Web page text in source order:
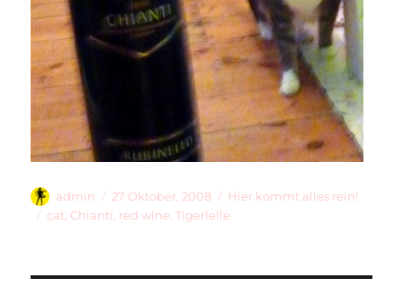
Autor
admin
Veröffentlicht
am
27 Oktober, 2008 Kategorien
Hier kommt alles rein!
Schlagwörter
cat Chianti red wine ,Tigerlelle